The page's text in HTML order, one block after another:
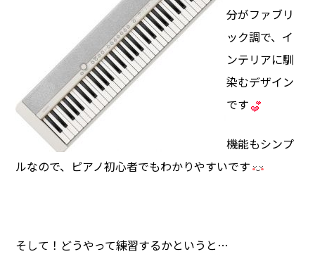
分がファブリ
ック調で、イ
ンテリアに馴
染むデザイン
です
機能もシンプ
ルなので、ピアノ初心者でもわかりやすいです
そして！どうやって練習するかというと…